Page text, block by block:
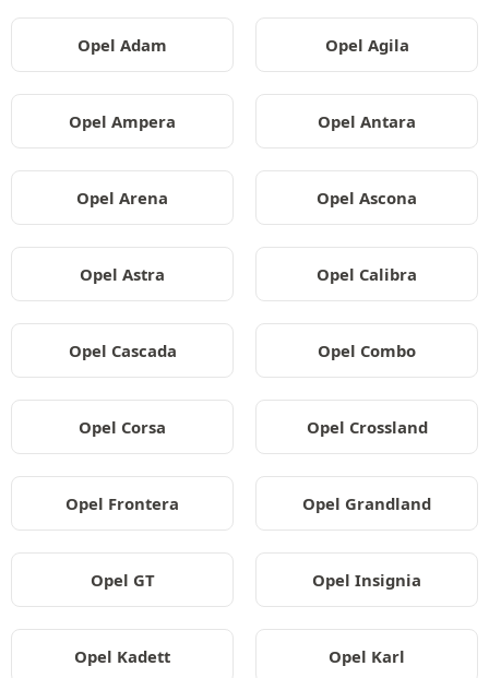
Opel Adam Opel Agila
Opel Ampera Opel Antara
Opel Arena Opel Ascona
Opel Astra Opel Calibra
Opel Cascada Opel Combo
Opel Corsa Opel Crossland
Opel Frontera Opel Grandland
Opel GT Opel Insignia
Opel Kadett Opel Karl